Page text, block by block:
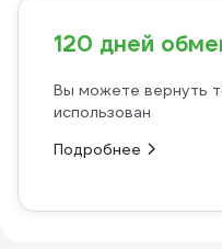
120 дней
Вы можете вернуть
использован
Подробнее